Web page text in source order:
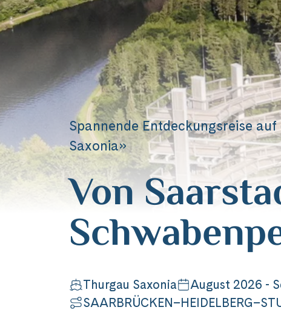
Spannende Entdeckungsreise
Saxonia»
Von
Thurgau Saxonia
August 2026 -